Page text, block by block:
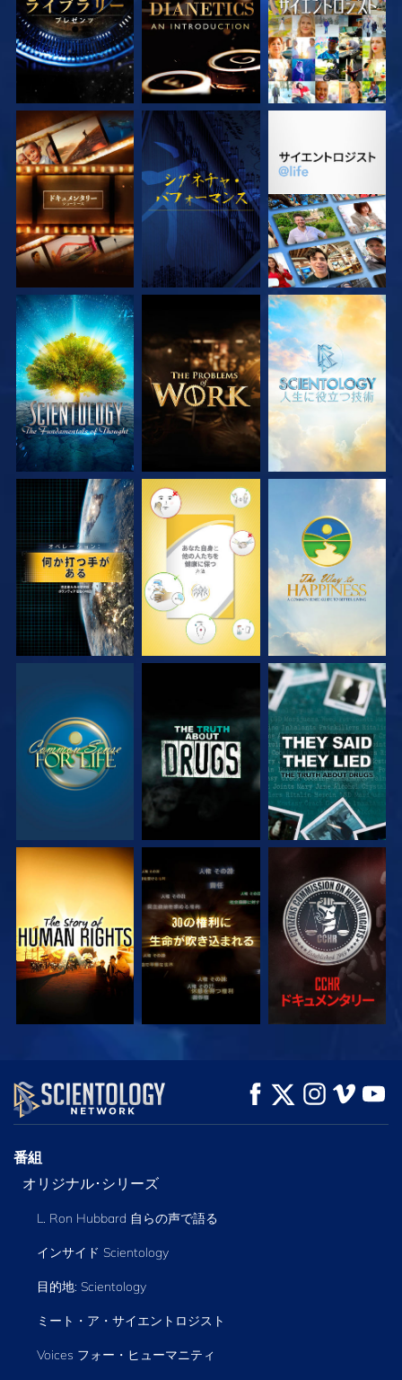
シリーズを探求 観る シリーズを探求
シリーズを探求 シリーズを探求 シリーズを探求
観る 観る 観る
観る 観る 観る
観る 観る 観る
観る シリーズを探求
番組
オリジナル･シリーズ
L. Ron Hubbard 自らの声で語る
インサイド Scientology
目的地: Scientology
ミート・ア・サイエントロジスト
Voices フォー・ヒューマニティ